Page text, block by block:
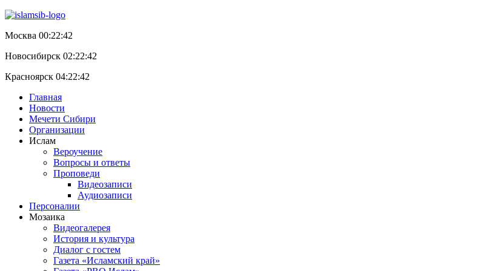
Москва 00:22:42
Новосибирск 02:22:42
Красноярск 04:22:42
Главная
Новости
Мечети Сибири
Организации
Ислам
Вероучение
Вопросы и ответы
Проповеди
Видеозаписи
Аудиозаписи
Персоналии
Мозаика
Видеогалерея
История и культура
Диалог с гостем
Газета «Исламский край»